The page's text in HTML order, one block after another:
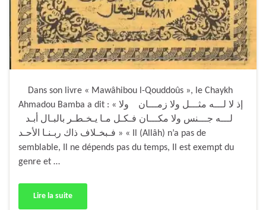
Dans son livre « Mawâhibou l-Qouddoûs », le Chaykh
Ahmadou Bamba a dit : « ﺇﺫ ﻻ ﻟـــﻪ ﻣﺜـــﻞ ﻭﻻ ﺯﻣـــﺎﻥ ﻭﻻ
ﻟـــﻪ ﺟـــﻨﺲ ﻭﻻ ﻣﻜـــﺎﻥ فـكـل مـا يـخـطـر بالبـال أبـد
فـبخـلاف ذاك ربـنـا الأحـد » « Il (Allâh) n’a pas de
semblable, Il ne dépends pas du temps, Il est exempt du
genre et …
Lire la suite